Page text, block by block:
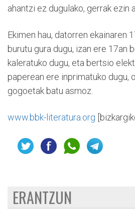
ahantzi ez dugulako, gerrak ezin
Ekimen hau, datorren ekainaren
burutu gura dugu, izan ere 17an
kaleratuko dugu, eta bertsio
paperean ere inprimatuko dugu,
gogoetak batu asmoz.
www.bbk-literatura.org
ERANTZUN